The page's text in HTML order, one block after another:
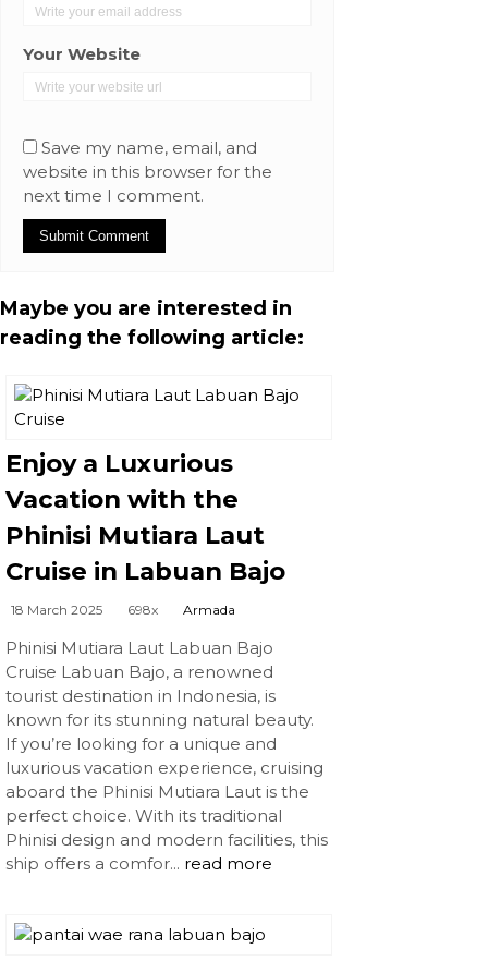
Your Website
Save my name, email, and
website in this browser for the
next time I comment.
Maybe you are interested in
reading the following article:
Enjoy a Luxurious
Vacation with the
Phinisi Mutiara Laut
Cruise in Labuan Bajo
18 March 2025 698x Armada
Phinisi Mutiara Laut Labuan Bajo
Cruise Labuan Bajo, a renowned
tourist destination in Indonesia, is
known for its stunning natural beauty.
If you’re looking for a unique and
luxurious vacation experience, cruising
aboard the Phinisi Mutiara Laut is the
perfect choice. With its traditional
Phinisi design and modern facilities, this
ship offers a comfor... read more